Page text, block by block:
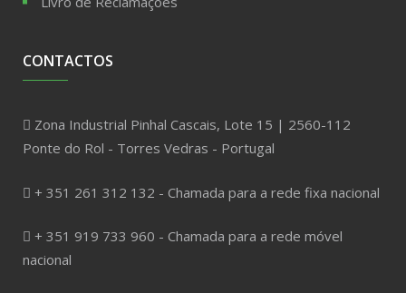
CONTACTOS
Zona Industrial Pinhal Cascais, Lote 15 | 2560-112
Ponte do Rol - Torres Vedras - Portugal
+ 351 261 312 132 - Chamada para a rede fixa nacional
+ 351 919 733 960 - Chamada para a rede móvel
nacional